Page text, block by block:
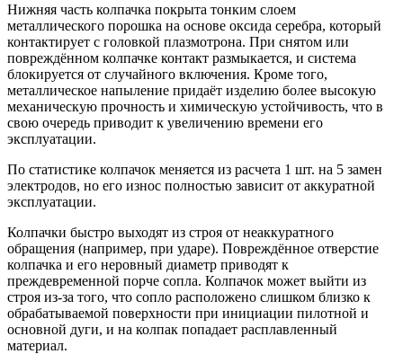
Нижняя часть колпачка покрыта тонким слоем
металлического порошка на основе оксида серебра, который
контактирует с головкой плазмотрона. При снятом или
повреждённом колпачке контакт размыкается, и система
блокируется от случайного включения. Кроме того,
металлическое напыление придаёт изделию более высокую
механическую прочность и химическую устойчивость, что в
свою очередь приводит к увеличению времени его
эксплуатации.
По статистике колпачок меняется из расчета 1 шт. на 5 замен
электродов, но его износ полностью зависит от аккуратной
эксплуатации.
Колпачки быстро выходят из строя от неаккуратного
обращения (например, при ударе). Повреждённое отверстие
колпачка и его неровный диаметр приводят к
преждевременной порче сопла. Колпачок может выйти из
строя из-за того, что сопло расположено слишком близко к
обрабатываемой поверхности при инициации пилотной и
основной дуги, и на колпак попадает расплавленный
материал.